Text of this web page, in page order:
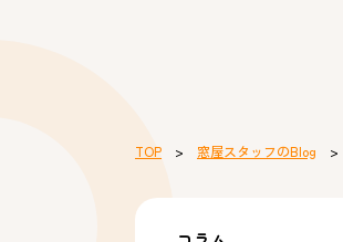
TOP > 窓屋スタッフのBlog >